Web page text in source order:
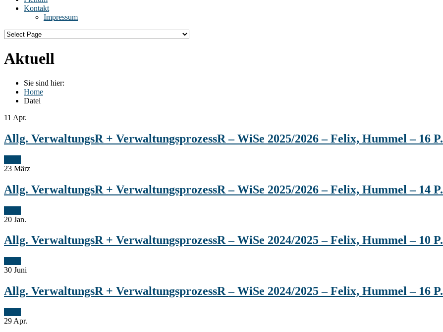
Kontakt
Impressum
Aktuell
Sie sind hier:
Home
Datei
11 Apr.
Allg. VerwaltungsR + VerwaltungsprozessR – WiSe 2025/2026 – Felix, Hummel – 16 P.
23 März
Allg. VerwaltungsR + VerwaltungsprozessR – WiSe 2025/2026 – Felix, Hummel – 14 P.
20 Jan.
Allg. VerwaltungsR + VerwaltungsprozessR – WiSe 2024/2025 – Felix, Hummel – 10 P.
30 Juni
Allg. VerwaltungsR + VerwaltungsprozessR – WiSe 2024/2025 – Felix, Hummel – 16 P.
29 Apr.